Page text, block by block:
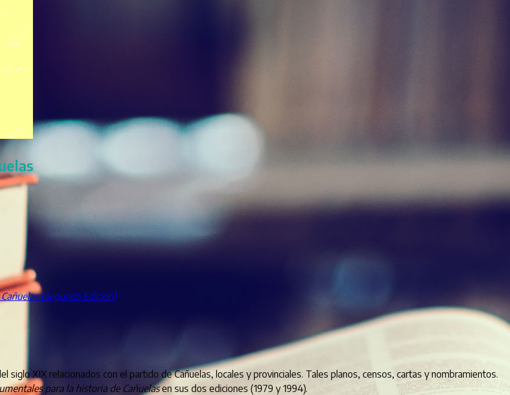
(Segunda Edición).
XIX relacionados con el partido de Cañuelas, locales y provinciales. Tales planos, censos, cartas y nombramientos.
para la historia de Cañuelasen sus dos ediciones (1979 y 1994).